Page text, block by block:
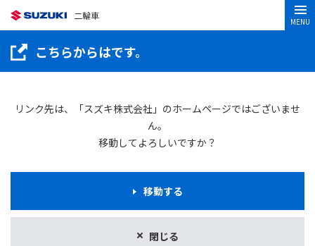
二輪車
MENU
こちらからはです。
リンク先は、「スズキ株式会社」のホームページではございませ
ん。
移動してよろしいですか？
閉じる
移動する